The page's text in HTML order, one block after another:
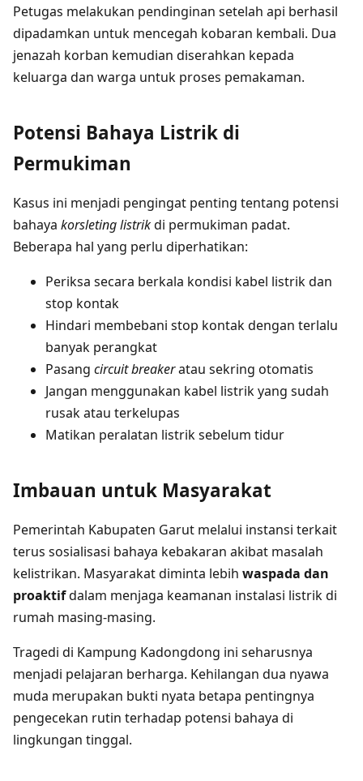
Petugas melakukan pendinginan setelah api berhasil
dipadamkan untuk mencegah kobaran kembali. Dua
jenazah korban kemudian diserahkan kepada
keluarga dan warga untuk proses pemakaman.
Potensi Bahaya Listrik di
Permukiman
Kasus ini menjadi pengingat penting tentang potensi
bahaya korsleting listrikdi permukiman padat.
Beberapa hal yang perlu diperhatikan:
Periksa secara berkala kondisi kabel listrik dan
stop kontak
Hindari membebani stop kontak dengan terlalu
banyak perangkat
Pasang circuit breakeratau sekring otomatis
Jangan menggunakan kabel listrik yang sudah
rusak atau terkelupas
Matikan peralatan listrik sebelum tidur
Imbauan untuk Masyarakat
Pemerintah Kabupaten Garut melalui instansi terkait
terus sosialisasi bahaya kebakaran akibat masalah
kelistrikan. Masyarakat diminta lebih waspada dan
proaktifdalam menjaga keamanan instalasi listrik di
rumah masing-masing.
Tragedi di Kampung Kadongdong ini seharusnya
menjadi pelajaran berharga. Kehilangan dua nyawa
muda merupakan bukti nyata betapa pentingnya
pengecekan rutin terhadap potensi bahaya di
lingkungan tinggal.